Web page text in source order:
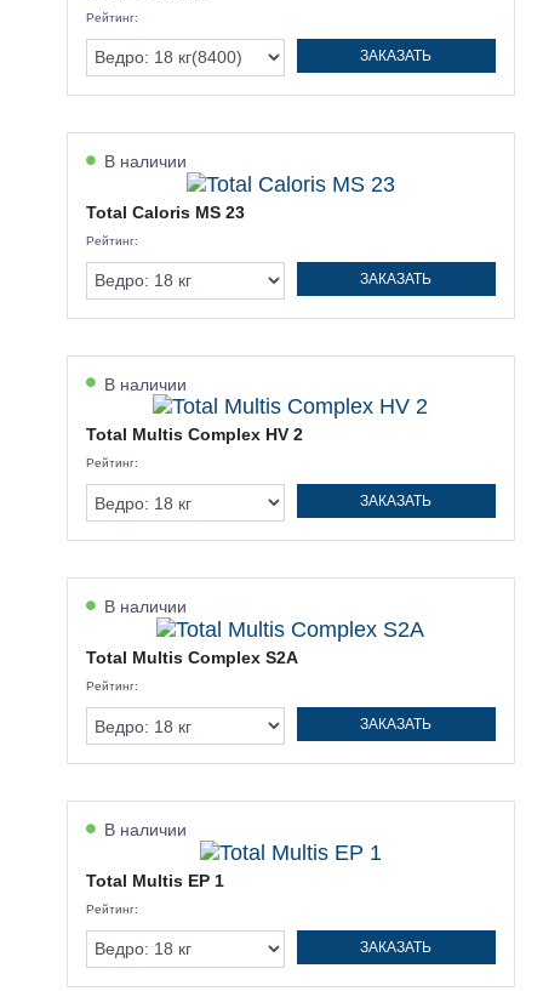
Рейтинг:
ЗАКАЗАТЬ
В наличии
Total Caloris MS 23
Рейтинг:
ЗАКАЗАТЬ
В наличии
Total Multis Complex HV 2
Рейтинг:
ЗАКАЗАТЬ
В наличии
Total Multis Complex S2A
Рейтинг:
ЗАКАЗАТЬ
В наличии
Total Multis EP 1
Рейтинг:
ЗАКАЗАТЬ